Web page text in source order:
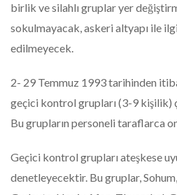
birlik ve silahlı gruplar yer
sokulmayacak, askeri altyapı ile
edilmeyecek.
2- 29 Temmuz 1993 tarihinden
geçici kontrol grupları (3-9 kişilik)
Bu grupların personeli taraflarca
Geçici kontrol grupları ateşkese
denetleyecektir. Bu gruplar,